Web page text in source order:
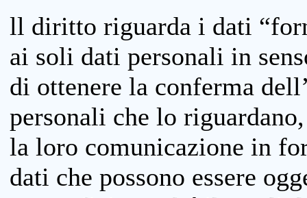
ll diritto riguarda i dati
ai soli dati personali in
di ottenere la conferma
personali che lo
la loro comunicazione in
dati che possono essere